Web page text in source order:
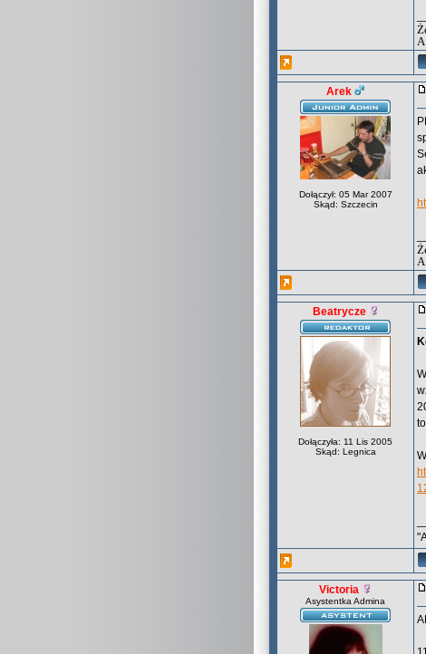
Arek
Dołączył: 05 Mar 2007
Skąd: Szczecin
Beatrycze
Dołączyła: 11 Lis 2005
Skąd: Legnica
Victoria
Asystentka Admina